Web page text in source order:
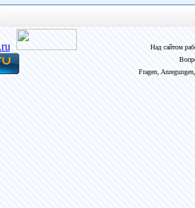
Над сайтом
Fragen,